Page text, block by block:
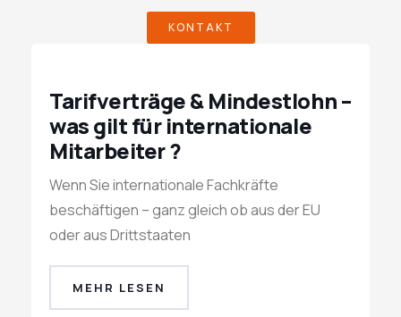
KONTAKT
Tarifverträge & Mindestlohn –
was gilt für internationale
Mitarbeiter ?
Wenn Sie internationale Fachkräfte
beschäftigen – ganz gleich ob aus der EU
oder aus Drittstaaten
MEHR LESEN